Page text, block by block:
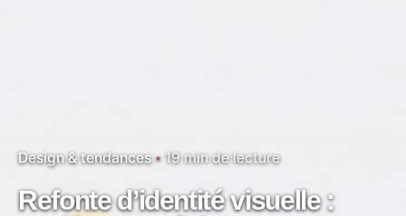
Design & tendances 19 min de lecture
Refonte d’identité visuelle :